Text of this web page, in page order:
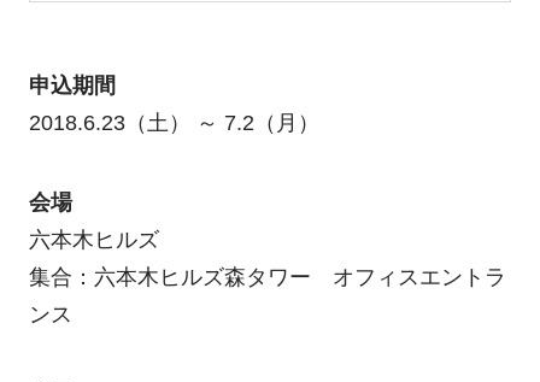
申込期間
2018.6.23（土） ～ 7.2（月）
会場
六本木ヒルズ
集合：六本木ヒルズ森タワー オフィスエントラ
ンス